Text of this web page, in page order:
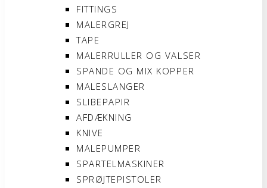
FITTINGS
MALERGREJ
TAPE
MALERRULLER OG VALSER
SPANDE OG MIX KOPPER
MALESLANGER
SLIBEPAPIR
AFDÆKNING
KNIVE
MALEPUMPER
SPARTELMASKINER
SPRØJTEPISTOLER